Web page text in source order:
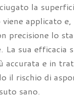
la
applicato e,
precisione lo
La sua efficacia
accurata e in
il rischio di
sano.